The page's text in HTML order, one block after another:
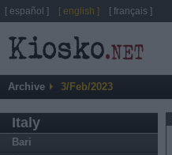
Archive 3/Feb/2023
Italy
Bari
[ español ] [ english ] [ français ]